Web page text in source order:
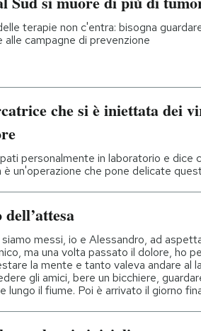
terapie non c'entra: bisogna
alle campagne di prevenzione
che si è iniettata dei
personalmente in laboratorio e dice
è un'operazione che pone delicate
messi, io e Alessandro, ad
ma una volta passato il dolore, ho
la mente e tanto valeva andare al
gli amici, bere un bicchiere,
lungo il fiume. Poi è arrivato il giorno